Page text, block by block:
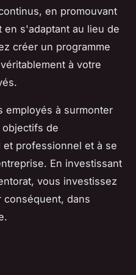
en promouvant
s'adaptant au lieu de
créer un programme
à votre
employés à surmonter
de
professionnel et à se
En investissant
vous investissez
conséquent, dans